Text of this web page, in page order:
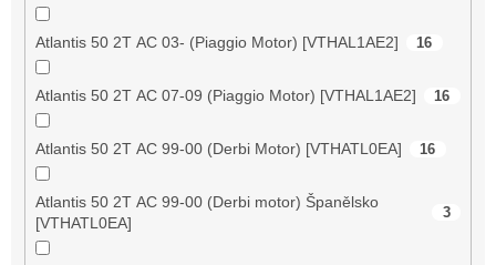
Atlantis 50 2T AC 03- (Piaggio Motor) [VTHAL1AE2] 16
Atlantis 50 2T AC 07-09 (Piaggio Motor) [VTHAL1AE2] 16
Atlantis 50 2T AC 99-00 (Derbi Motor) [VTHATL0EA] 16
Atlantis 50 2T AC 99-00 (Derbi motor) Španělsko
[VTHATL0EA]
3